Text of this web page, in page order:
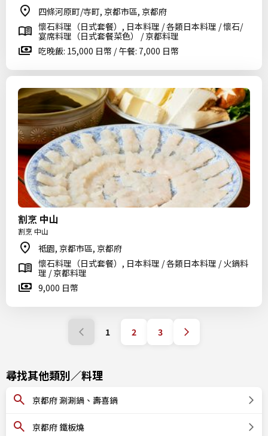
四條河原町/寺町, 京都市區, 京都府
懷石料理（日式套餐）, 日本料理 / 各類日本料理 / 懷石/
宴席料理（日式套餐菜色） / 京都料理
吃晚飯: 15,000 日幣 / 午餐: 7,000 日幣
割烹 中山
割烹 中山
祗園, 京都市區, 京都府
懷石料理（日式套餐）, 日本料理 / 各類日本料理 / 火鍋料
理 / 京都料理
9,000 日幣
1 2 3
尋找其他類別／料理
京都府 涮涮鍋、壽喜鍋
京都府 鐵板燒